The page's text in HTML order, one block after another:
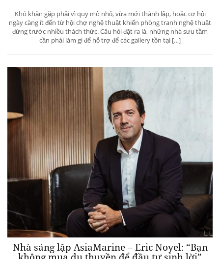
Khó khăn gặp phải vì quy mô nhỏ, vừa mới thành lập, hoặc cơ hội
ngày càng ít đến từ hội chợ nghệ thuật khiến phòng tranh nghệ thuật
đứng trước nhiều thách thức. Câu hỏi đặt ra là, những nhà sưu tầm
cần phải làm gì để hỗ trợ để các gallery tồn tại […]
Nhà sáng lập AsiaMarine – Eric Noyel: “Bạn